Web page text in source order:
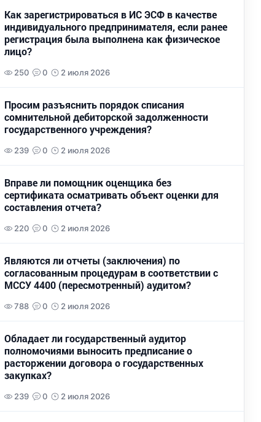
Как зарегистрироваться в ИС ЭСФ в качестве
индивидуального предпринимателя, если ранее
регистрация была выполнена как физическое
лицо?
250 0 2 июля 2026
Просим разъяснить порядок списания
сомнительной дебиторской задолженности
государственного учреждения?
239 0 2 июля 2026
Вправе ли помощник оценщика без
сертификата осматривать объект оценки для
составления отчета?
220 0 2 июля 2026
Являются ли отчеты (заключения) по
согласованным процедурам в соответствии с
МССУ 4400 (пересмотренный) аудитом?
788 0 2 июля 2026
Обладает ли государственный аудитор
полномочиями выносить предписание о
расторжении договора о государственных
закупках?
239 0 2 июля 2026